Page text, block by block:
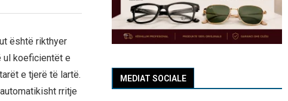
është rikthyer
ul koeficientët e
e tjerë të lartë.
rritje
MEDIAT SOCIALE